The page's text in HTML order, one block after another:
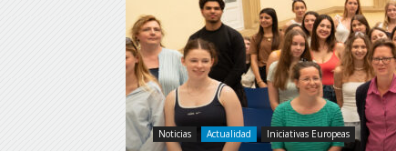
Noticias Actualidad Iniciativas Europeas